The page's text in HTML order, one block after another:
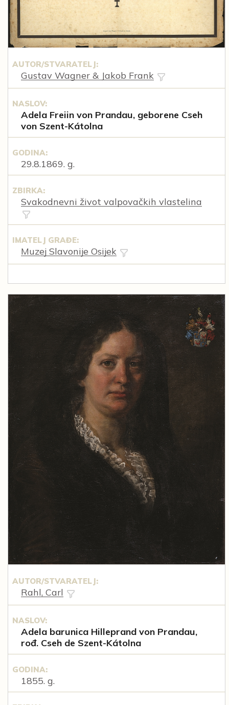
AUTOR/STVARATELJ:
Gustav Wagner & Jakob Frank
NASLOV:
Adela Freiin von Prandau, geborene Cseh
von Szent-Kátolna
GODINA:
29.8.1869. g.
ZBIRKA:
Svakodnevni život valpovačkih vlastelina
IMATELJ GRAĐE:
Muzej Slavonije Osijek
AUTOR/STVARATELJ:
Rahl, Carl
NASLOV:
Adela barunica Hilleprand von Prandau,
rođ. Cseh de Szent-Kátolna
GODINA:
1855. g.